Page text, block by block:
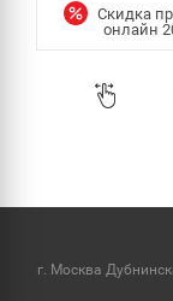
Скидка
онлайн
г. Москва